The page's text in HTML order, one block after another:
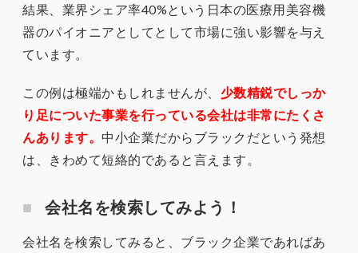
結果、業界シェア率40%という日本の医療用美容機
器のパイオニアとしてとして市場に強い影響を与え
ています。
この例は極端かもしれませんが、 少数精鋭でしっか
り足についた事業を行っている会社は非常にたくさ
んあります。 中小企業だからブラックだという発想
は、きわめて短絡的であると言えます。
会社名を検索してみよう！
会社名を検索してみると、ブラック企業であればあ